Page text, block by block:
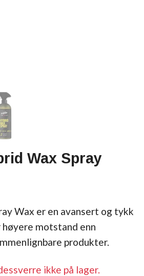
Wax Spray
Wax er en avansert og tykk
motstand enn
produkter.
ikke på lager.